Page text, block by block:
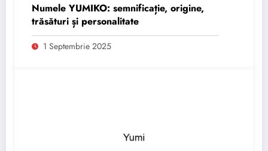
Numele YUMIKO: semnificație, origine,
trăsături și personalitate
1 Septembrie 2025